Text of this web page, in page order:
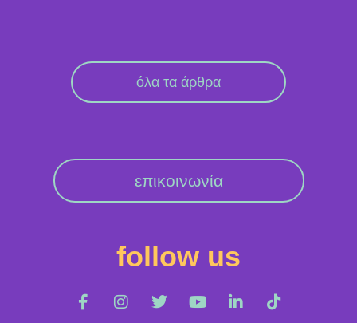
όλα τα άρθρα
επικοινωνία
follow us